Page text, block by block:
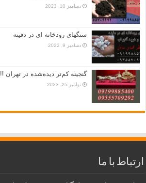
دسامبر 10, 2023
سنگهای رودخانه ای در دفینه
دسامبر 9, 2023
گنجینه کم‌تر دیده‌شده در تهران !!
نوامبر 25, 2023
ارتباط با ما